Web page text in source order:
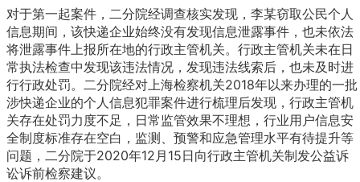
对于第一起案件，二分院经调查核实发现，李某窃取公民个人
信息期间，该快递企业始终没有发现信息泄露事件，也未依法
将泄露事件上报所在地的行政主管机关。行政主管机关未在日
常执法检查中发现该违法情况，发现违法线索后，也未及时进
行行政处罚。二分院经对上海检察机关2018年以来办理的一批
涉快递企业的个人信息犯罪案件进行梳理后发现，行政主管机
关存在处罚力度不足，日常监管效果不理想，行业用户信息安
全制度标准存在空白，监测、预警和应急管理水平有待提升等
问题，二分院于2020年12月15日向行政主管机关制发公益诉
讼诉前检察建议。